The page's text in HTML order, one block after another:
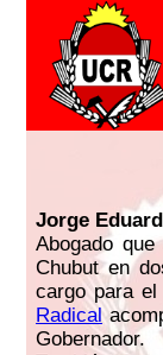
Jorge
Abogado
Chubut en
cargo para
Radical
Gobernador.